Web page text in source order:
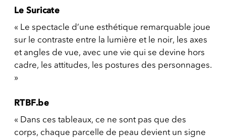
Le Suricate
« Le spectacle d’une esthétique remarquable joue
sur le contraste entre la lumière et le noir, les axes
et angles de vue, avec une vie qui se devine hors
cadre, les attitudes, les postures des personnages.
»
RTBF.be
« Dans ces tableaux, ce ne sont pas que des
corps, chaque parcelle de peau devient un signe